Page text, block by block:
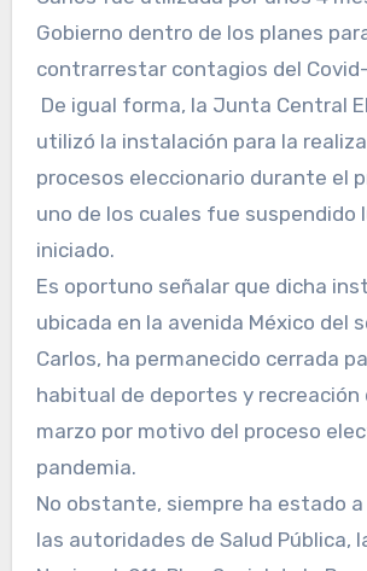
Gobierno dentro de los planes
contrarrestar contagios del Covid-
De igual forma, la Junta Central
utilizó la instalación para la
procesos eleccionario durante el
uno de los cuales fue suspendido
iniciado.
Es oportuno señalar que dicha
ubicada en la avenida México del
Carlos, ha permanecido cerrada
habitual de deportes y recreación
marzo por motivo del proceso
pandemia.
No obstante, siempre ha estado
las autoridades de Salud Pública,